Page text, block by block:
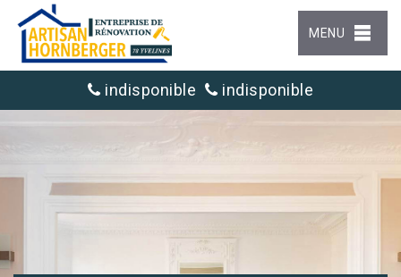
MENU
indisponible indisponible